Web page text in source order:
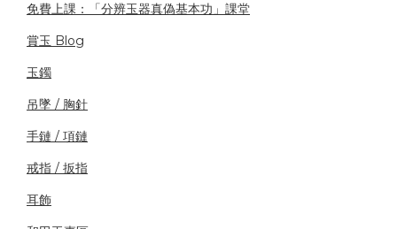
免費上課：「分辨玉器真偽基本功」課堂
賞玉 Blog
玉鐲
吊墜 / 胸針
手鏈 / 項鏈
戒指 / 扳指
耳飾